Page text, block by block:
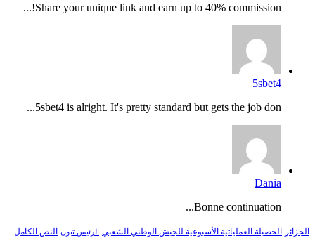
Share your unique link and earn up to 40% commission!...
5sbet4
5sbet4 is alright. It's pretty standard but gets the job don...
Dania
Bonne continuation...
الجزائر الحصيلة العملياتية الأسبوعية للجيش الوطني الشعبي الرئيس تبون النص الكامل